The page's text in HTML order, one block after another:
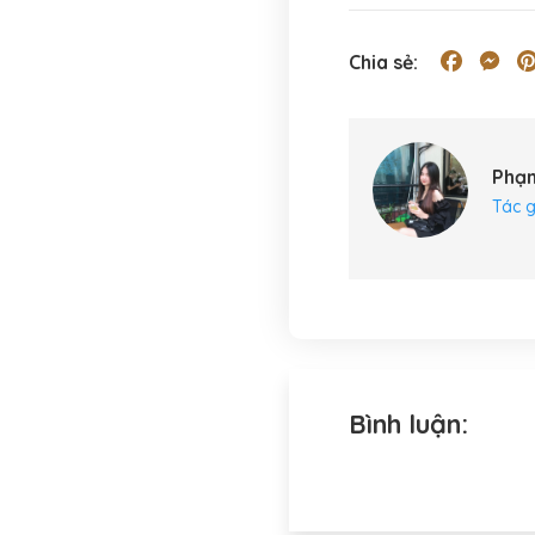
Chia sẻ:
Tác
Bình luận: